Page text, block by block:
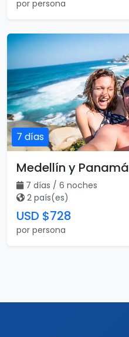
por persona
7 días
Medellín y Panamá
7 días / 6 noches
2 país(es)
USD $728
por persona